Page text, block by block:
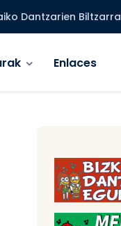
Dantzarien Biltzarra
Enlaces